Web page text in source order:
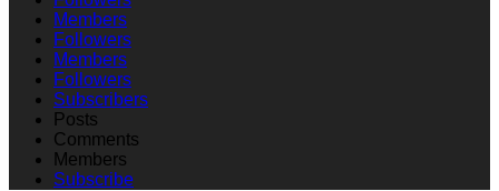
Members
Followers
Members
Followers
Subscribers
Posts
Comments
Members
Subscribe